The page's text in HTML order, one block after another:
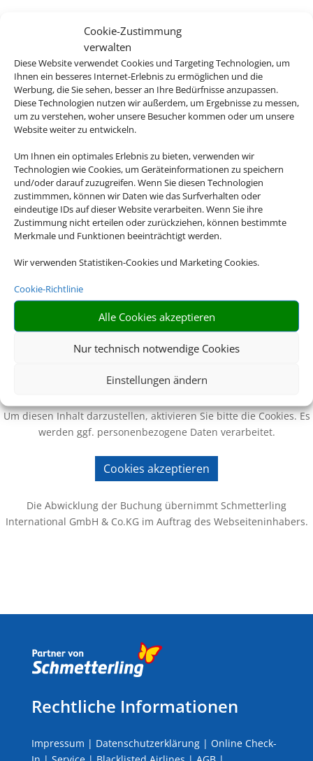
Cookie-Zustimmung
verwalten
Diese Website verwendet Cookies und Targeting Technologien, um
Ihnen ein besseres Internet-Erlebnis zu ermöglichen und die
Werbung, die Sie sehen, besser an Ihre Bedürfnisse anzupassen.
Diese Technologien nutzen wir außerdem, um Ergebnisse zu messen,
um zu verstehen, woher unsere Besucher kommen oder um unsere
Website weiter zu entwickeln.
Um Ihnen ein optimales Erlebnis zu bieten, verwenden wir
Technologien wie Cookies, um Geräteinformationen zu speichern
und/oder darauf zuzugreifen. Wenn Sie diesen Technologien
zustimmmen, können wir Daten wie das Surfverhalten oder
eindeutige IDs auf dieser Website verarbeiten. Wenn Sie ihre
Zustimmung nicht erteilen oder zurückziehen, können bestimmte
Merkmale und Funktionen beeinträchtigt werden.
Wir verwenden Statistiken-Cookies und Marketing Cookies.
Cookie-Richtlinie
Alle Cookies akzeptieren
Nur technisch notwendige Cookies
Einstellungen ändern
ab 1.169 €
p.P.
Wir brauchen Ihre Einwilligung
Um diesen Inhalt darzustellen, aktivieren Sie bitte die Cookies. Es
werden ggf. personenbezogene Daten verarbeitet.
Cookies akzeptieren
Die Abwicklung der Buchung übernimmt Schmetterling
International GmbH & Co.KG im Auftrag des Webseiteninhabers.
Rechtliche Informationen
Impressum | Datenschutzerklärung| Online Check-